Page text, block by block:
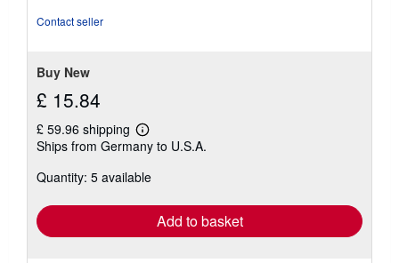
Contact seller
Buy New
£ 15.84
£ 59.96 shipping
Learn
more
shipping
Ships from Germany to U.S.A.
Quantity: 5 available
Add to basket